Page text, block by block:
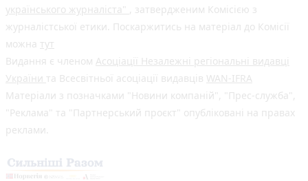
українського журналіста" , затвердженим Комісією з
журналістської етики. Поскаржитись на матеріал до Комісії
можна тут
Видання є членом Асоціації Незалежні регіональні видавці
України та Всесвітньої асоціації видавців WAN-IFRA
Матеріали з позначками "Новини компаній", "Прес-служба",
"Реклама" та "Партнерський проєкт" опубліковані на правах
реклами.